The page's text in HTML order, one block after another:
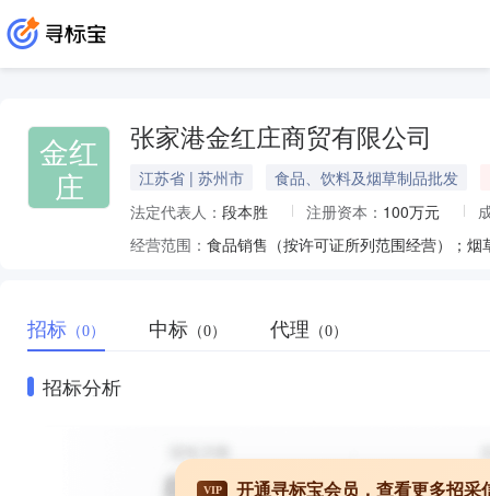
金红
庄
张家港金红庄商贸有限公司
江苏省 | 苏州市 食品、饮料及烟草制品批发
法定代表人： 段本胜 注册资本： 100万元
经营范围：
招标 （0） 中标 （0） 代理 （0）
招标分析
VIP 开通寻标宝会员，查看更多招采